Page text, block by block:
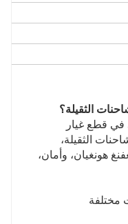
الثقيلة؟
في قطع غيار
الثقيلة،
هونغيان، وأمان،